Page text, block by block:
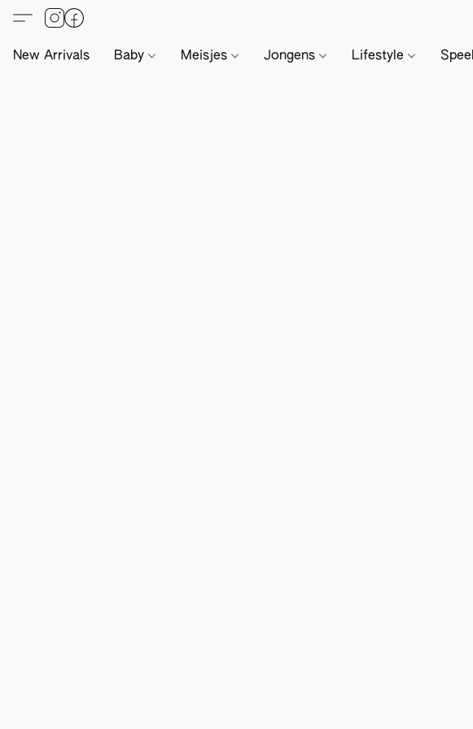
New Arrivals Baby Meisjes Jongens Lifestyle